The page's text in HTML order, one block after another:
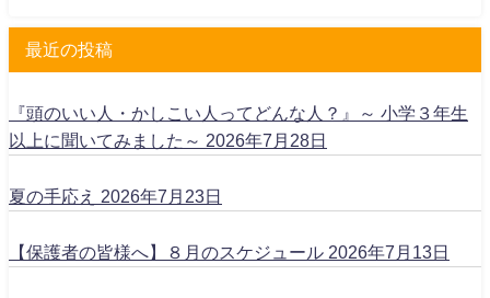
最近の投稿
『頭のいい人・かしこい人ってどんな人？』～ 小学３年生
以上に聞いてみました～ 2026年7月28日
夏の手応え 2026年7月23日
【保護者の皆様へ】８月のスケジュール 2026年7月13日